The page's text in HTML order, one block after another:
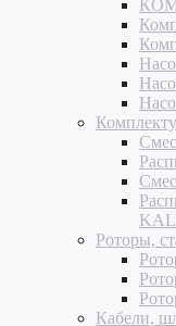
Роторы,
Кабели,